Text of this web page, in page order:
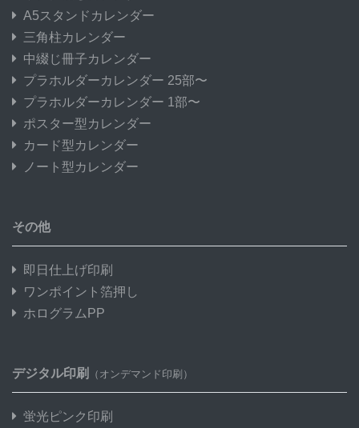
A5スタンドカレンダー
三角柱カレンダー
中綴じ冊子カレンダー
プラホルダーカレンダー 25部〜
プラホルダーカレンダー 1部〜
ポスター型カレンダー
カード型カレンダー
ノート型カレンダー
その他
即日仕上げ印刷
ワンポイント箔押し
ホログラムPP
デジタル印刷 （オンデマンド印刷）
蛍光ピンク印刷